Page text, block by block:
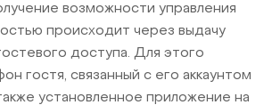
возможности управления
происходит через выдачу
доступа. Для этого
гостя, связанный с его аккаунтом
установленное приложение на